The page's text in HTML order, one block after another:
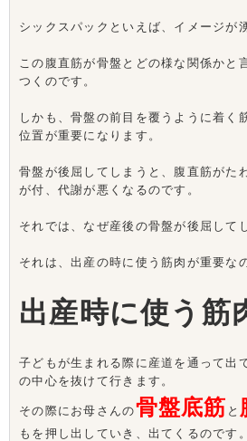
シックスパックといえば、イメージが
この腹直筋が骨盤とどの様な関係かと
つくのです。
しかも、骨盤の前目を覆うように着く
位置が重要になります。
骨盤が後屈してしまうと、腹直筋がた
が付、代謝が悪くなるのです。
それでは、なぜ産後の骨盤が後屈して
それは、出産の時に使う筋肉が重要な
出産時に使う筋
子どもが生まれる際に産道を通って出
の中心を抜けて行きます。
その際にお母さんの骨盤底筋 と
もを押し出していき、出てくるのです。